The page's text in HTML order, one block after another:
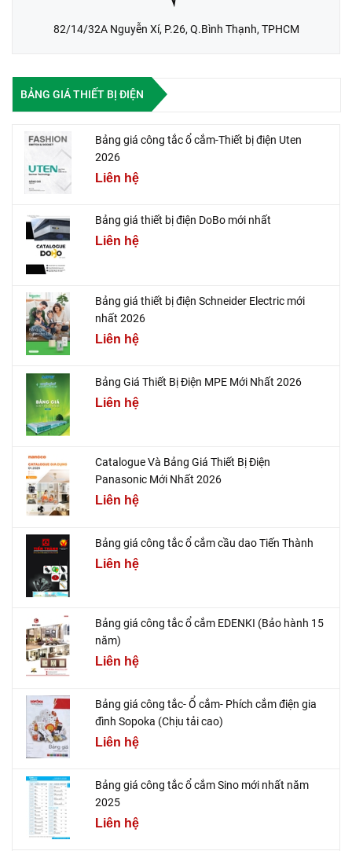
82/14/32A Nguyễn Xí, P.26, Q.Bình Thạnh, TPHCM
BẢNG GIÁ THIẾT BỊ ĐIỆN
Bảng giá công tắc ổ cắm-Thiết bị điện Uten
2026
Liên hệ
Bảng giá thiết bị điện DoBo mới nhất
Liên hệ
Bảng giá thiết bị điện Schneider Electric mới
nhất 2026
Liên hệ
Bảng Giá Thiết Bị Điện MPE Mới Nhất 2026
Liên hệ
Catalogue Và Bảng Giá Thiết Bị Điện
Panasonic Mới Nhất 2026
Liên hệ
Bảng giá công tắc ổ cắm cầu dao Tiến Thành
Liên hệ
Bảng giá công tắc ổ cắm EDENKI (Bảo hành 15
năm)
Liên hệ
Bảng giá công tắc- Ổ cắm- Phích cắm điện gia
đình Sopoka (Chịu tải cao)
Liên hệ
Bảng giá công tắc ổ cắm Sino mới nhất năm
2025
Liên hệ